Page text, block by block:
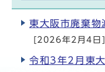
東大阪市廃棄物
[2026年2月4日]
令和3年2月東